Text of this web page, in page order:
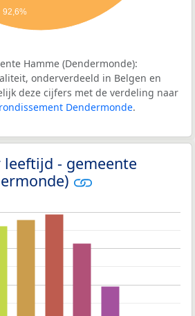
92,6%
Hamme (Dendermonde):
onderverdeeld in Belgen en
deze cijfers met de verdeling naar
Dendermonde.
- gemeente